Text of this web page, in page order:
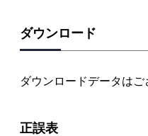
ダウンロード
ダウンロードデータはご
正誤表